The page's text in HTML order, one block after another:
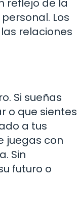
reflejo de la
Los
relaciones
Si sueñas
o que sientes
a tus
juegas con
Sin
futuro o